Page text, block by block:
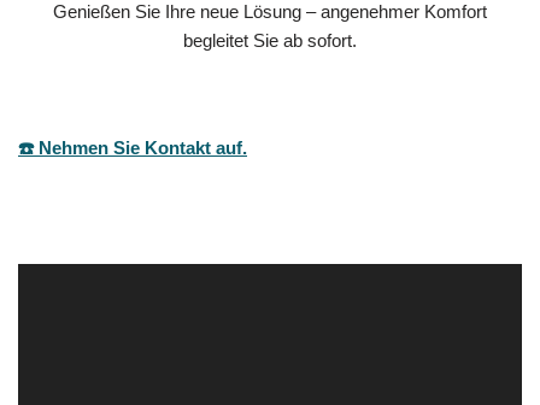
Genießen Sie Ihre neue Lösung – angenehmer Komfort
begleitet Sie ab sofort.
☎️ Nehmen Sie Kontakt auf.